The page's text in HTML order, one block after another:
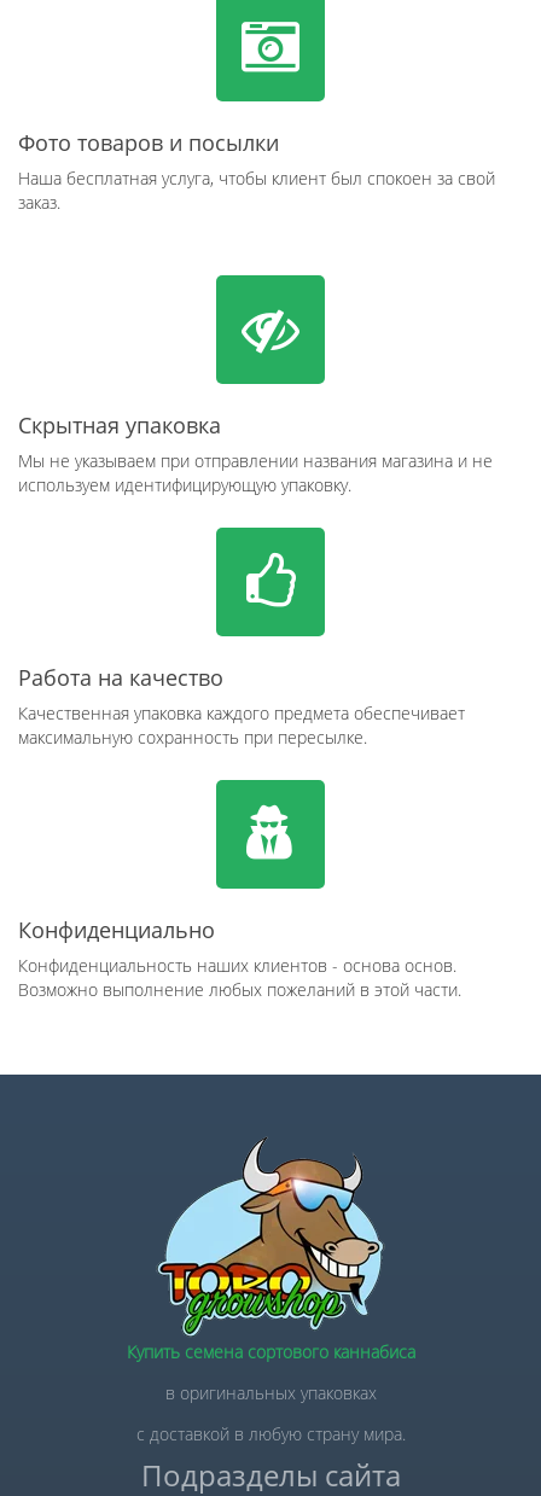
Фото товаров и посылки
Наша бесплатная услуга, чтобы клиент был спокоен за свой
заказ.
Скрытная упаковка
Мы не указываем при отправлении названия магазина и не
используем идентифицирующую упаковку.
Работа на качество
Качественная упаковка каждого предмета обеспечивает
максимальную сохранность при пересылке.
Конфиденциально
Конфиденциальность наших клиентов - основа основ.
Возможно выполнение любых пожеланий в этой части.
Купить семена сортового каннабиса
в оригинальных упаковках
с доставкой в любую страну мира.
Подразделы сайта